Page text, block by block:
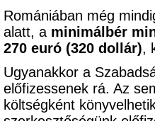
Romániában még
alatt, a minimálbér
270 euró (320 dollár),
Ugyanakkor a
előfizessenek rá. Az
költségként